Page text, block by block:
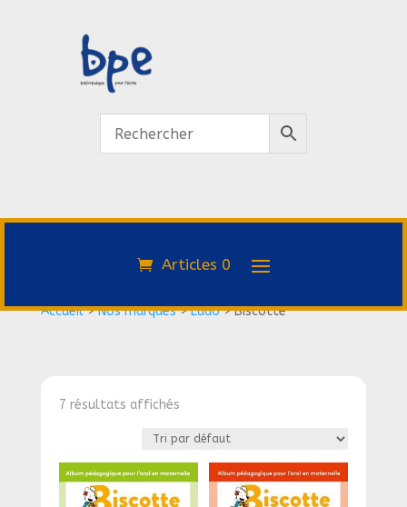
Articles 0
Accueil>Nos marques>Ludo>Biscotte
7 résultats affichés